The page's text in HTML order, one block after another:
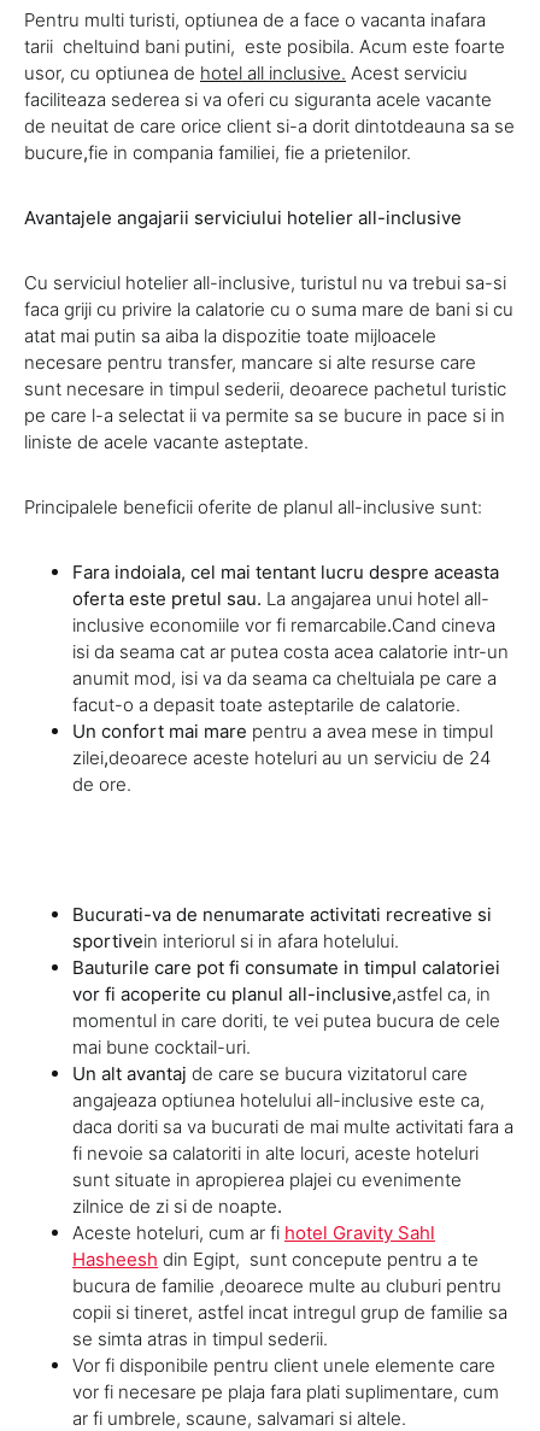
Pentru multi turisti, optiunea de a face o vacanta inafara
tarii cheltuind bani putini, este posibila. Acum este foarte
usor, cu optiunea de hotel all inclusive. Acest serviciu
faciliteaza sederea si va oferi cu siguranta acele vacante
de neuitat de care orice client si-a dorit dintotdeauna sa se
bucure,fie in compania familiei, fie a prietenilor.
Avantajele angajarii serviciului hotelier all-inclusive
Cu serviciul hotelier all-inclusive, turistul nu va trebui sa-si
faca griji cu privire la calatorie cu o suma mare de bani si cu
atat mai putin sa aiba la dispozitie toate mijloacele
necesare pentru transfer, mancare si alte resurse care
sunt necesare in timpul sederii, deoarece pachetul turistic
pe care l-a selectat ii va permite sa se bucure in pace si in
liniste de acele vacante asteptate.
Principalele beneficii oferite de planul all-inclusive sunt:
Fara indoiala, cel mai tentant lucru despre aceasta
oferta este pretul sau. La angajarea unui hotel all-
inclusive economiile vor fi remarcabile.Cand cineva
isi da seama cat ar putea costa acea calatorie intr-un
anumit mod, isi va da seama ca cheltuiala pe care a
facut-o a depasit toate asteptarile de calatorie.
Un confort mai mare pentru a avea mese in timpul
zilei,deoarece aceste hoteluri au un serviciu de 24
de ore.
Bucurati-va de nenumarate activitati recreative si
sportivein interiorul si in afara hotelului.
Bauturile care pot fi consumate in timpul calatoriei
vor fi acoperite cu planul all-inclusive,astfel ca, in
momentul in care doriti, te vei putea bucura de cele
mai bune cocktail-uri.
Un alt avantaj de care se bucura vizitatorul care
angajeaza optiunea hotelului all-inclusive este ca,
daca doriti sa va bucurati de mai multe activitati fara a
fi nevoie sa calatoriti in alte locuri, aceste hoteluri
sunt situate in apropierea plajei cu evenimente
zilnice de zi si de noapte.
Aceste hoteluri, cum ar fi hotel Gravity Sahl
Hasheesh din Egipt, sunt concepute pentru a te
bucura de familie ,deoarece multe au cluburi pentru
copii si tineret, astfel incat intregul grup de familie sa
se simta atras in timpul sederii.
Vor fi disponibile pentru client unele elemente care
vor fi necesare pe plaja fara plati suplimentare, cum
ar fi umbrele, scaune, salvamari si altele.